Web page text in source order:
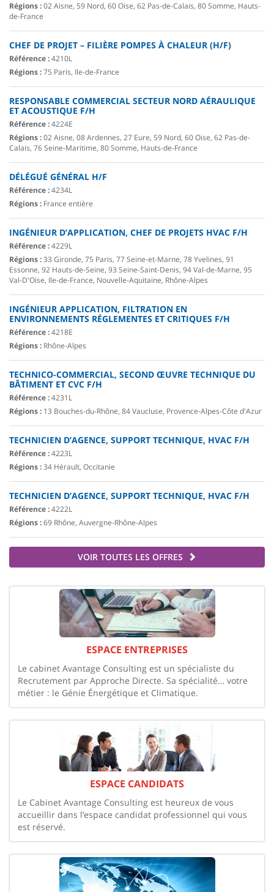
Régions :02 Aisne, 59 Nord, 60 Oise, 62 Pas-de-Calais, 80 Somme, Hauts-
de-France
CHEF DE PROJET – FILIÈRE POMPES À CHALEUR (H/F)
Référence :4210L
Régions :75 Paris, Ile-de-France
RESPONSABLE COMMERCIAL SECTEUR NORD AÉRAULIQUE
ET ACOUSTIQUE F/H
Référence :4224E
Régions :02 Aisne, 08 Ardennes, 27 Eure, 59 Nord, 60 Oise, 62 Pas-de-
Calais, 76 Seine-Maritime, 80 Somme, Hauts-de-France
DÉLÉGUÉ GÉNÉRAL H/F
Référence :4234L
Régions : France entière
INGÉNIEUR D’APPLICATION, CHEF DE PROJETS HVAC F/H
Référence :4229L
Régions :33 Gironde, 75 Paris, 77 Seine-et-Marne, 78 Yvelines, 91
Essonne, 92 Hauts-de-Seine, 93 Seine-Saint-Denis, 94 Val-de-Marne, 95
Val-D'Oise, Ile-de-France, Nouvelle-Aquitaine, Rhône-Alpes
INGÉNIEUR APPLICATION, FILTRATION EN
ENVIRONNEMENTS RÉGLEMENTES ET CRITIQUES F/H
Référence :4218E
Régions : Rhône-Alpes
TECHNICO-COMMERCIAL, SECOND ŒUVRE TECHNIQUE DU
BÂTIMENT ET CVC F/H
Référence :4231L
Régions : 13 Bouches-du-Rhône, 84 Vaucluse, Provence-Alpes-Côte d'Azur
TECHNICIEN D’AGENCE, SUPPORT TECHNIQUE, HVAC F/H
Référence :4223L
Régions :34 Hérault, Occitanie
TECHNICIEN D’AGENCE, SUPPORT TECHNIQUE, HVAC F/H
Référence :4222L
Régions :69 Rhône, Auvergne-Rhône-Alpes
VOIR TOUTES LES OFFRES
ESPACE ENTREPRISES
Le cabinet Avantage Consulting est un spécialiste du
Recrutement par Approche Directe. Sa spécialité… votre
métier : le Génie Énergétique et Climatique.
ESPACE CANDIDATS
Le Cabinet Avantage Consulting est heureux de vous
accueillir dans l’espace candidat professionnel qui vous
est réservé.